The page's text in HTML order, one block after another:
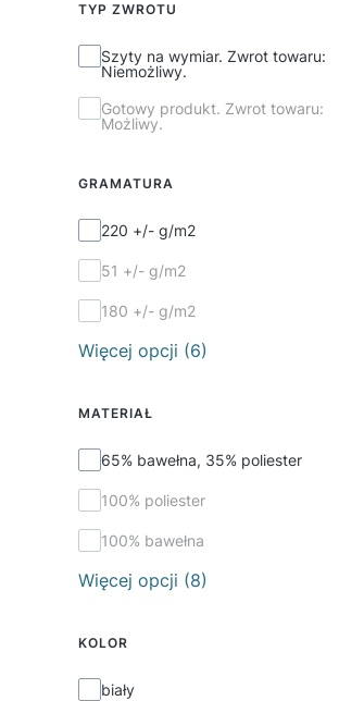
TYP ZWROTU
Typ zwrotu
Szyty na wymiar. Zwrot towaru:
Niemożliwy.
Gotowy produkt. Zwrot towaru:
Możliwy.
GRAMATURA
Gramatura
220 +/- g/m2
51 +/- g/m2
180 +/- g/m2
Więcej opcji (6)
MATERIAŁ
Materiał
65% bawełna, 35% poliester
100% poliester
100% bawełna
Więcej opcji (8)
KOLOR
Kolorbiały